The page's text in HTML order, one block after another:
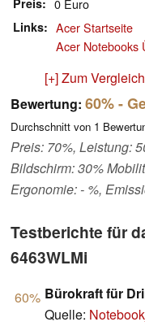
Preis 0 Euro
Links
Acer Startseite
Acer Notebooks
[+] Zum
Bewertung: 60%-
Durchschnitt von 1
Preis: 70%, Leistung:
Bildschirm: 30%
Ergonomie: - %,
Testberichte für
6463WLMi
60% Bürokraft für
Quelle: